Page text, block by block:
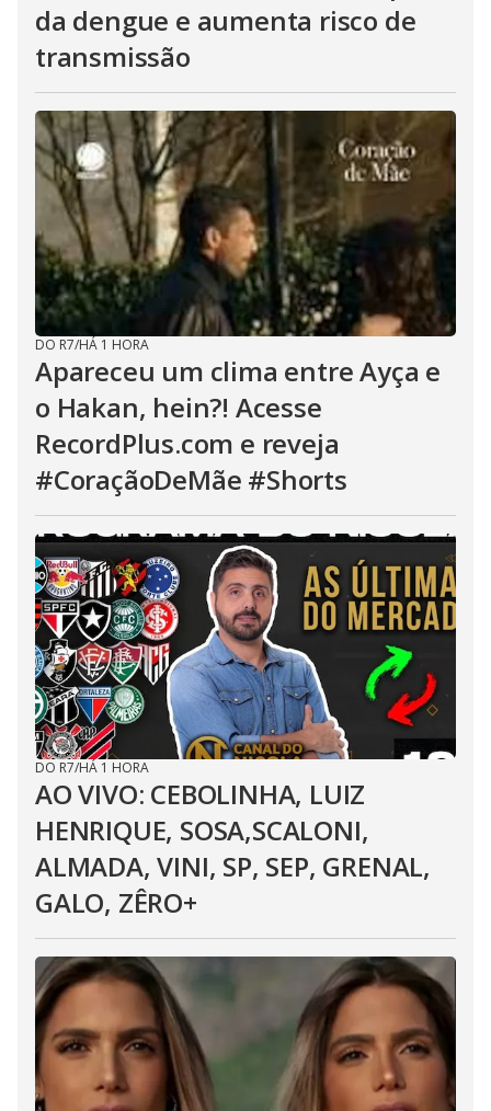
da dengue e aumenta risco de
transmissão
DO R7/HÁ 1 HORA
Apareceu um clima entre Ayça e
o Hakan, hein?! Acesse
RecordPlus.com e reveja
#CoraçãoDeMãe #Shorts
DO R7/HÁ 1 HORA
AO VIVO: CEBOLINHA, LUIZ
HENRIQUE, SOSA,SCALONI,
ALMADA, VINI, SP, SEP, GRENAL,
GALO, ZÊRO+